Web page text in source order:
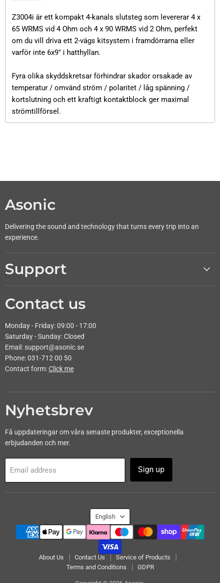
Z3004i är ett kompakt 4-kanals slutsteg som levererar 4 x
65 WRMS vid 4 Ohm och 4 x 90 WRMS vid 2 Ohm, perfekt
om du vill driva ett 2-vägs kitsystem i framdörrarna eller
varför inte 6x9" i hatthyllan.
Fyra olika skyddskretsar förhindrar skador orsakade av
temperatur / omvänd ström / polaritet / låg spänning /
kortslutning och ett kraftigt kontaktblock ger maximal
strömtillförsel.
Asonic
Delivering the sound and technology that turns every trip into an
experience.
Support
Contact us
Monday - Friday: 09:00 - 17:00
Saturday - Sunday: Closed
Email: support@asonic.se
Phone: 031-712 00 50
Contact form:Click me
Nyhetsbrev
Få uppdateringar om våra senaste produkter, exceptionella
erbjudanden och mer.
Email address Sign up
Language
English
About Us Contact Us
Service of Products
Terms and Conditions
GDPR